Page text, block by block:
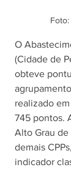
O
(Cidade de
obteve
realizado
745 pontos.
Alto Grau de
demais
indicador